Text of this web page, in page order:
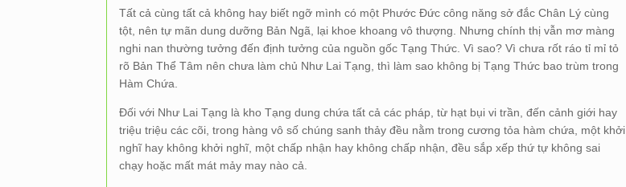
Tất cả cùng tất cả không hay biết ngỡ mình có một Phước Đức công năng sở đắc Chân Lý cùng
tột, nên tự mãn dung dưỡng Bản Ngã, lại khoe khoang vô thượng. Nhưng chính thị vẫn mơ màng
nghi nan thường tưởng đến định tưởng của nguồn gốc Tạng Thức. Vì sao? Vì chưa rốt ráo tỉ mỉ tỏ
rõ Bản Thể Tâm nên chưa làm chủ Như Lai Tạng, thì làm sao không bị Tạng Thức bao trùm trong
Hàm Chứa.
Đối với Như Lai Tạng là kho Tạng dung chứa tất cả các pháp, từ hạt bụi vi trần, đến cảnh giới hay
triệu triệu các cõi, trong hàng vô số chúng sanh thảy đều nằm trong cương tỏa hàm chứa, một khởi
nghĩ hay không khởi nghĩ, một chấp nhận hay không chấp nhận, đều sắp xếp thứ tự không sai
chạy hoặc mất mát mảy may nào cả.